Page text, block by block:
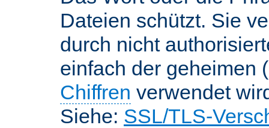
Dateien schützt. Sie
durch nicht
einfach der geheimen
Chiffren verwendet
Siehe: SSL/TLS-